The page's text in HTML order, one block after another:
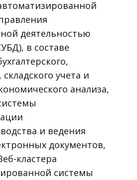
деятельностью
в составе
учета и
анализа,
и ведения
документов,
кластера
системы